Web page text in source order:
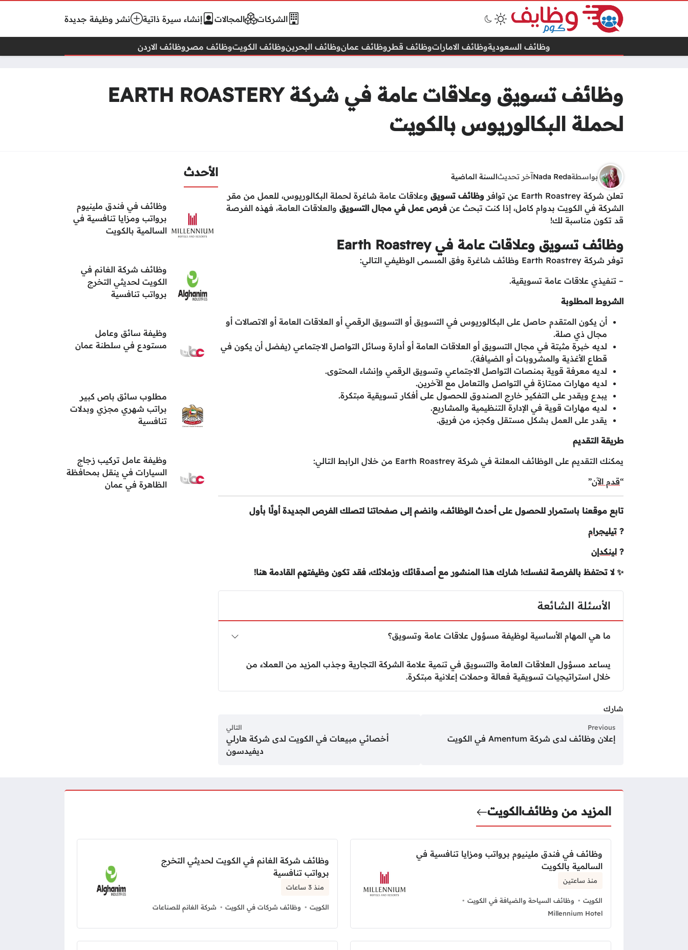
الشركات المجالات إنشاء سيرة ذاتية نشر وظيفة جديدة
وظائف السعوديةوظائف الاماراتوظائف قطروظائف عمانوظائف البحرينوظائف الكويتوظائف مصروظائف الاردن
وظائف تسويق وعلاقات عامة في شركة EARTH ROASTERY
لحملة البكالوريوس بالكويت
الأحدث
وظائف في فندق ملينيوم
برواتب ومزايا تنافسية في
السالمية بالكويت
وظائف شركة الغانم في
الكويت لحديثي التخرج
برواتب تنافسية
وظيفة سائق وعامل
مستودع في سلطنة عمان
مطلوب سائق باص كبير
براتب شهري مجزي وبدلات
تنافسية
وظيفة عامل تركيب زجاج
السيارات في ينقل بمحافظة
الظاهرة في عمان
بواسطةNada Redaآخر تحديثالسنة الماضية
تعلن شركة Earth Roastrey عن توافر وظائف تسويق وعلاقات عامة شاغرة لحملة البكالوريوس، للعمل من مقر
الشركة في الكويت بدوام كامل، إذا كنت تبحث عن فرص عمل في مجال التسويق والعلاقات العامة، فهذه الفرصة
قد تكون مناسبة لك!
وظائف تسويق وعلاقات عامة في Earth Roastrey
توفر شركة Earth Roastrey وظائف شاغرة وفق المسمى الوظيفي التالي:
– تنفيذي علاقات عامة تسويقية.
الشروط المطلوبة
أن يكون المتقدم حاصل على البكالوريوس في التسويق أو التسويق الرقمي أو العلاقات العامة أو الاتصالات أو
مجال ذي صلة.
لديه خبرة مثبتة في مجال التسويق أو العلاقات العامة أو أدارة وسائل التواصل الاجتماعي (يفضل أن يكون في
قطاع الأغذية والمشروبات أو الضيافة).
لديه معرفة قوية بمنصات التواصل الاجتماعي وتسويق الرقمي وإنشاء المحتوى.
لديه مهارات ممتازة في التواصل والتعامل مع الآخرين.
يبدع ويقدر على التفكير خارج الصندوق للحصول على أفكار تسويقية مبتكرة.
لديه مهارات قوية في الإدارة التنظيمية والمشاريع.
يقدر على العمل بشكل مستقل وكجزء من فريق.
طريقة التقديم
يمكنك التقديم على الوظائف المعلنة في شركة Earth Roastrey من خلال الرابط التالي:
“قدم الآن”
تابع موقعنا باستمرار للحصول على أحدث الوظائف، وانضم إلى صفحاتنا لتصلك الفرص الجديدة أولًا بأول
? تيليجرام
? لينكدإن
✨ لا تحتفظ بالفرصة لنفسك! شارك هذا المنشور مع أصدقائك وزملائك، فقد تكون وظيفتهم القادمة هنا!
الأسئلة الشائعة
ما هي المهام الأساسية لوظيفة مسؤول علاقات عامة وتسويق؟
يساعد مسؤول العلاقات العامة والتسويق في تنمية علامة الشركة التجارية وجذب المزيد من العملاء من
خلال استراتيجيات تسويقية فعالة وحملات إعلانية مبتكرة.
شارك
Previous
إعلان وظائف لدى شركة Amentum في الكويت
التالي
أخصائي مبيعات في الكويت لدى شركة هارلي
ديفيدسون
المزيد من وظائفالكويت
وظائف في فندق ملينيوم برواتب ومزايا تنافسية في
السالمية بالكويت
منذ ساعتين
الكويت
وظائف السياحة والضيافة في الكويت
Millennium Hotel
وظائف شركة الغانم في الكويت لحديثي التخرج
برواتب تنافسية
منذ 3 ساعات
الكويت وظائف شركات في الكويت شركة الغانم للصناعات